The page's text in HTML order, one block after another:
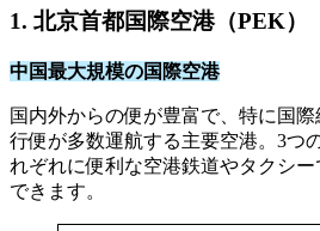
1. 北京首都国際空港（PEK）
中国最大規模の国際空港
国内外からの便が豊富で、特に国
行便が多数運航する主要空港。3つ
れぞれに便利な空港鉄道やタクシ
できます。